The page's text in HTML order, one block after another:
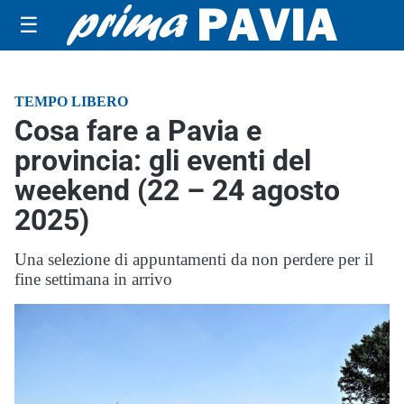
☰
TEMPO LIBERO
Cosa fare a Pavia e
provincia: gli eventi del
weekend (22 – 24 agosto
2025)
Una selezione di appuntamenti da non perdere per il
fine settimana in arrivo